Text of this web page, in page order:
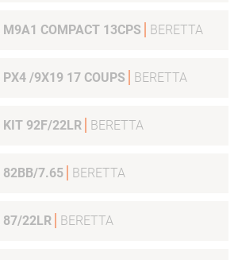
M9A1 COMPACT 13CPS BERETTA
PX4 /9X19 17 COUPS BERETTA
KIT 92F/22LR BERETTA
82BB/7.65 BERETTA
87/22LR BERETTA